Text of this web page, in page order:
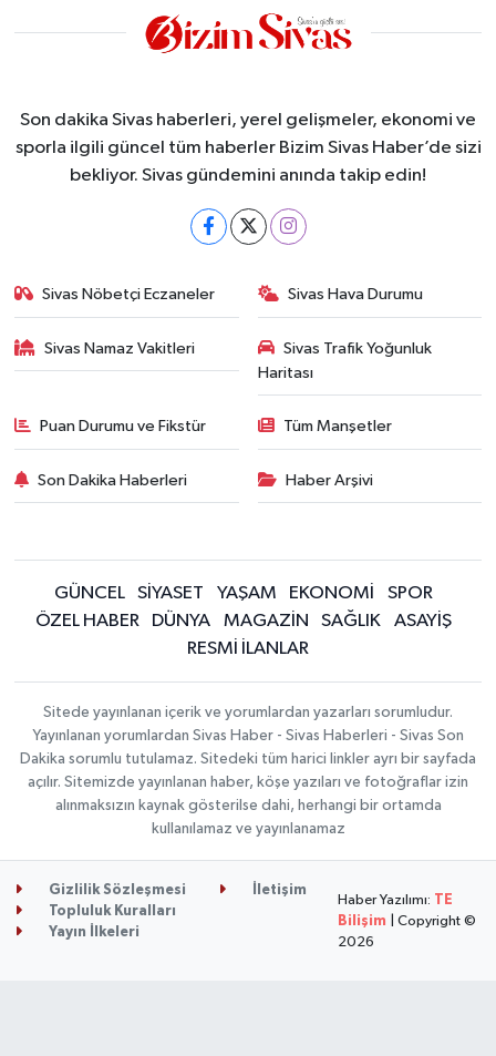
Son dakika Sivas haberleri, yerel gelişmeler, ekonomi ve
sporla ilgili güncel tüm haberler Bizim Sivas Haber’de sizi
bekliyor. Sivas gündemini anında takip edin!
Sivas Nöbetçi Eczaneler Sivas Hava Durumu
Sivas Namaz Vakitleri
Sivas Trafik Yoğunluk
Haritası
Puan Durumu ve Fikstür Tüm Manşetler
Son Dakika Haberleri Haber Arşivi
GÜNCEL SİYASET YAŞAM EKONOMİ
SPOR
ÖZEL HABER
DÜNYA MAGAZİN SAĞLIK
ASAYİŞ
RESMİ İLANLAR
Sitede yayınlanan içerik ve yorumlardan yazarları sorumludur.
Yayınlanan yorumlardan Sivas Haber - Sivas Haberleri - Sivas Son
Dakika sorumlu tutulamaz. Sitedeki tüm harici linkler ayrı bir sayfada
açılır. Sitemizde yayınlanan haber, köşe yazıları ve fotoğraflar izin
alınmaksızın kaynak gösterilse dahi, herhangi bir ortamda
kullanılamaz ve yayınlanamaz
Gizlilik Sözleşmesi
İletişim
Topluluk Kuralları
Yayın İlkeleri
Haber Yazılımı: TE
Bilişim | Copyright ©
2026